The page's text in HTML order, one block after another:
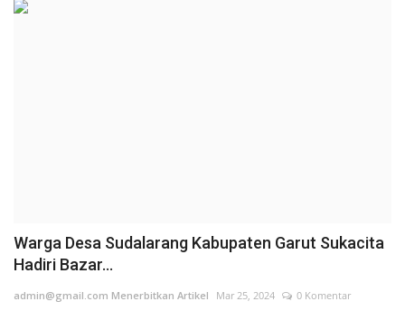
Warga Desa Sudalarang Kabupaten Garut Sukacita
Hadiri Bazar...
admin@gmail.com Menerbitkan Artikel Mar 25, 2024
0 Komentar